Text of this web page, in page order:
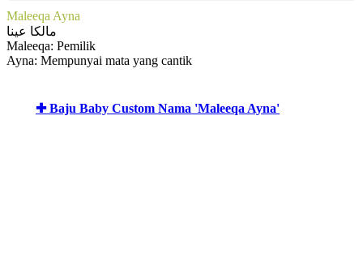
Maleeqa Ayna
مالكا عينا
Maleeqa: Pemilik
Ayna: Mempunyai mata yang cantik
✚ Baju Baby Custom Nama 'Maleeqa Ayna'